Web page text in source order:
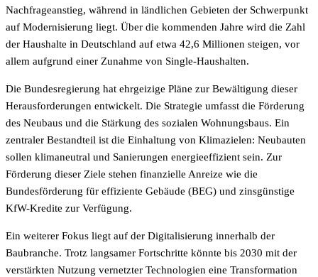
Nachfrageanstieg, während in ländlichen Gebieten der Schwerpunkt
auf Modernisierung liegt. Über die kommenden Jahre wird die Zahl
der Haushalte in Deutschland auf etwa 42,6 Millionen steigen, vor
allem aufgrund einer Zunahme von Single-Haushalten.
Die Bundesregierung hat ehrgeizige Pläne zur Bewältigung dieser
Herausforderungen entwickelt. Die Strategie umfasst die Förderung
des Neubaus und die Stärkung des sozialen Wohnungsbaus. Ein
zentraler Bestandteil ist die Einhaltung von Klimazielen: Neubauten
sollen klimaneutral und Sanierungen energieeffizient sein. Zur
Förderung dieser Ziele stehen finanzielle Anreize wie die
Bundesförderung für effiziente Gebäude (BEG) und zinsgünstige
KfW-Kredite zur Verfügung.
Ein weiterer Fokus liegt auf der Digitalisierung innerhalb der
Baubranche. Trotz langsamer Fortschritte könnte bis 2030 mit der
verstärkten Nutzung vernetzter Technologien eine Transformation